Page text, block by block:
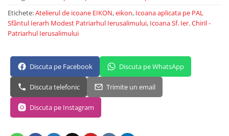
Etichete:Atelierul de icoane EIKON,eikon, Icoana aplicata pe PAL
Sfântul Ierarh Modest Patriarhul Ierusalimului, Icoana Sf. Ier. Chiril -
Patriarhul Ierusalimului
Discuta pe Facebook Discuta pe WhatsApp
Discuta telefonic Trimite un email
Discuta pe Instagram